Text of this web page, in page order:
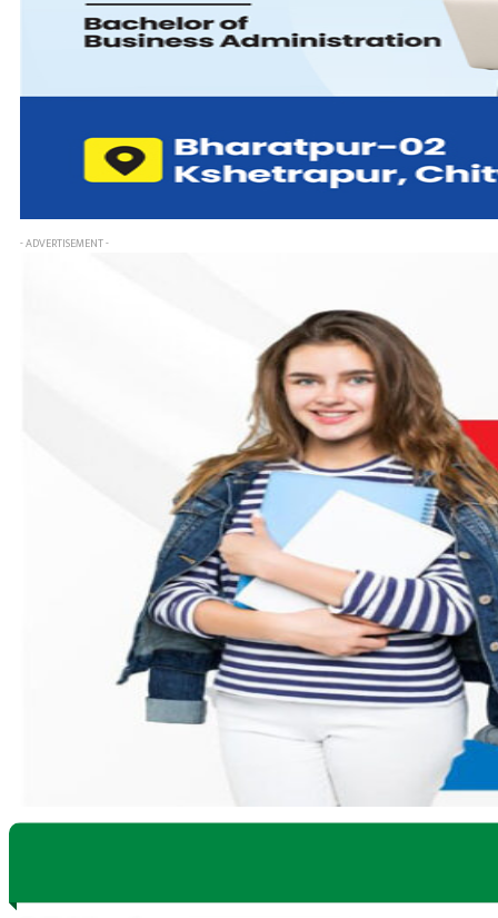
- ADVERTISEMENT -